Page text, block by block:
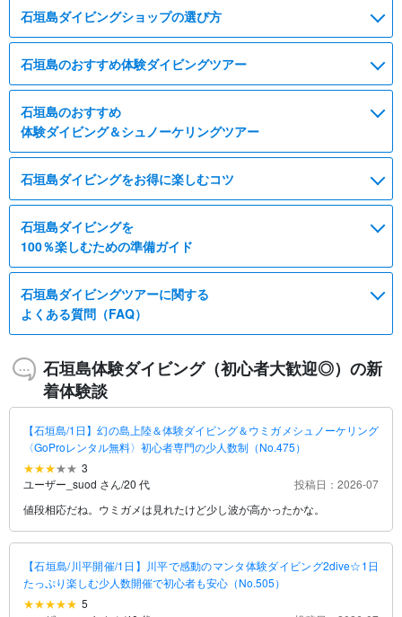
石垣島ダイビングショップの選び方
石垣島のおすすめ体験ダイビングツアー
石垣島のおすすめ
体験ダイビング＆シュノーケリングツアー
石垣島ダイビングをお得に楽しむコツ
石垣島ダイビングを
100％楽しむための準備ガイド
石垣島ダイビングツアーに関する
よくある質問（FAQ）
石垣島体験ダイビング（初心者大歓迎◎）の新
着体験談
【石垣島/1日】幻の島上陸＆体験ダイビング＆ウミガメシュノーケリング
〈GoProレンタル無料〉初心者専門の少人数制（No.475）
3
ユーザー_suod さん/20 代
投稿日：2026-07
値段相応だね。ウミガメは見れたけど少し波が高かったかな。
【石垣島/川平開催/1日】川平で感動のマンタ体験ダイビング2dive☆1日
たっぷり楽しむ少人数開催で初心者も安心（No.505）
5